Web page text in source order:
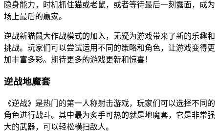
隐身能力，时机抓住猫或老鼠，或者等待最后一刻露面，成为
场上最后的赢家。
逆战新猫鼠大作战模式的加入，无疑为游戏带来了新的乐趣和
挑战。玩家们可以尝试运用不同的策略和角色，让游戏变得更
加丰富多彩。期待更多的游戏更新和惊喜！
逆战地魔套
《逆战》是热门的第一人称射击游戏，玩家们可以选择不同的
角色进行战斗。其中最为炙手可热的就是地魔套，它是非常强
大的武器，可以轻松横扫敌人。